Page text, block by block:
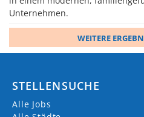
Unternehmen.
WEITERE
STELLENSUCHE
Alle Jobs